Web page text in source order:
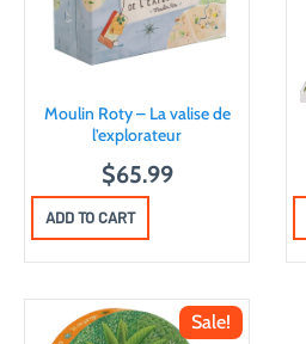
Moulin Roty – La valise de
l’explorateur
$65.99
ADD TO CART
Sale!